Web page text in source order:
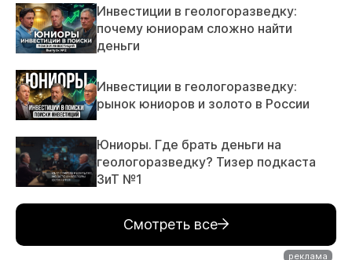
Инвестиции в геологоразведку:
почему юниорам сложно найти
деньги
Инвестиции в геологоразведку:
рынок юниоров и золото в России
Юниоры. Где брать деньги на
геологоразведку? Тизер подкаста
ЗиТ №1
Смотреть все